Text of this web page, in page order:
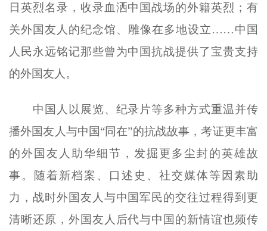
日英烈名录，收录血洒中国战场的外籍英烈；有
关外国友人的纪念馆、雕像在多地设立……中国
人民永远铭记那些曾为中国抗战提供了宝贵支持
的外国友人。
中国人以展览、纪录片等多种方式重温并传
播外国友人与中国“同在”的抗战故事，考证更丰富
的外国友人助华细节，发掘更多尘封的英雄故
事。随着新档案、口述史、社交媒体等因素助
力，战时外国友人与中国军民的交往过程得到更
清晰还原，外国友人后代与中国的新情谊也频传